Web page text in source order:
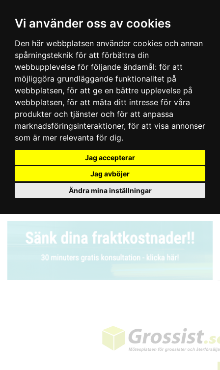
Vi använder oss av cookies
Den här webbplatsen använder cookies och annan
spårningsteknik för att förbättra din
webbupplevelse för följande ändamål: för att
möjliggöra grundläggande funktionalitet på
webbplatsen, för att ge en bättre upplevelse på
webbplatsen, för att mäta ditt intresse för våra
produkter och tjänster och för att anpassa
marknadsföringsinteraktioner, för att visa annonser
som är mer relevanta för dig.
Jag accepterar
Jag avböjer
Ändra mina inställningar